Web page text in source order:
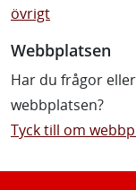
övrigt
Webbplatsen
Har du frågor
webbplatsen?
Tyck till om